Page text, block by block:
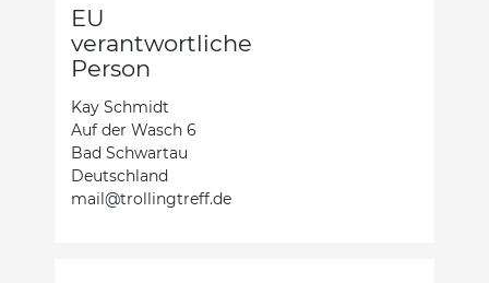
EU
verantwortliche
Person
Kay Schmidt
Auf der Wasch 6
Bad Schwartau
Deutschland
mail@trollingtreff.de